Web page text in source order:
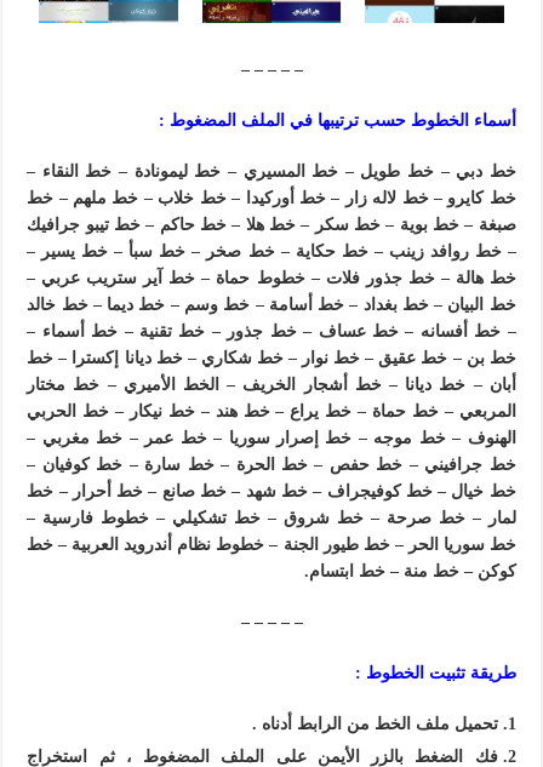
– – – – –
أسماء الخطوط حسب ترتيبها في الملف المضغوط :
خط دبي – خط طويل – خط المسيري – خط ليمونادة – خط النقاء –
خط كايرو – خط لاله زار – خط أوركيدا – خط خلاب – خط ملهم – خط
صبغة – خط بوية – خط سكر – خط هلا – خط حاكم – خط تيبو جرافيك
– خط روافد زينب – خط حكاية – خط صخر – خط سبأ – خط يسير –
خط هالة – خط جذور فلات – خطوط حماة – خط آير ستريب عربي –
خط البيان – خط بغداد – خط أسامة – خط وسم – خط ديما – خط خالد
– خط أفسانه – خط عساف – خط جذور – خط تقنية – خط أسماء –
خط بن – خط عقيق – خط نوار – خط شكاري – خط ديانا إكسترا – خط
أبان – خط ديانا – خط أشجار الخريف – الخط الأميري – خط مختار
المربعي – خط حماة – خط يراع – خط هند – خط نيكار – خط الحربي
الهنوف – خط موجه – خط إصرار سوريا – خط عمر – خط مغربي –
خط جرافيني – خط حفص – خط الحرة – خط سارة – خط كوفيان –
خط خيال – خط كوفيجراف – خط شهد – خط صانع – خط أحرار – خط
لمار – خط صرحة – خط شروق – خط تشكيلي – خطوط فارسية –
خط سوريا الحر – خط طيور الجنة – خطوط نظام أندرويد العربية – خط
كوكن – خط منة – خط ابتسام.
– – – – –
طريقة تثبيت الخطوط :
تحميل ملف الخط من الرابط أدناه .
فك الضغط بالزر الأيمن على الملف المضغوط ، ثم استخراج